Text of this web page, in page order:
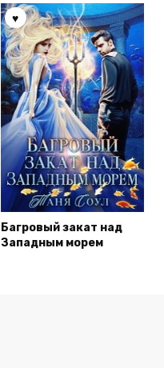
Багровый закат над
Западным морем